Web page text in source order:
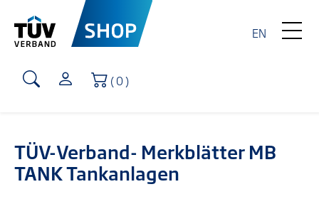
EN
Warenkorb
( 0 )
TÜV-Verband- Merkblätter MB
TANK Tankanlagen